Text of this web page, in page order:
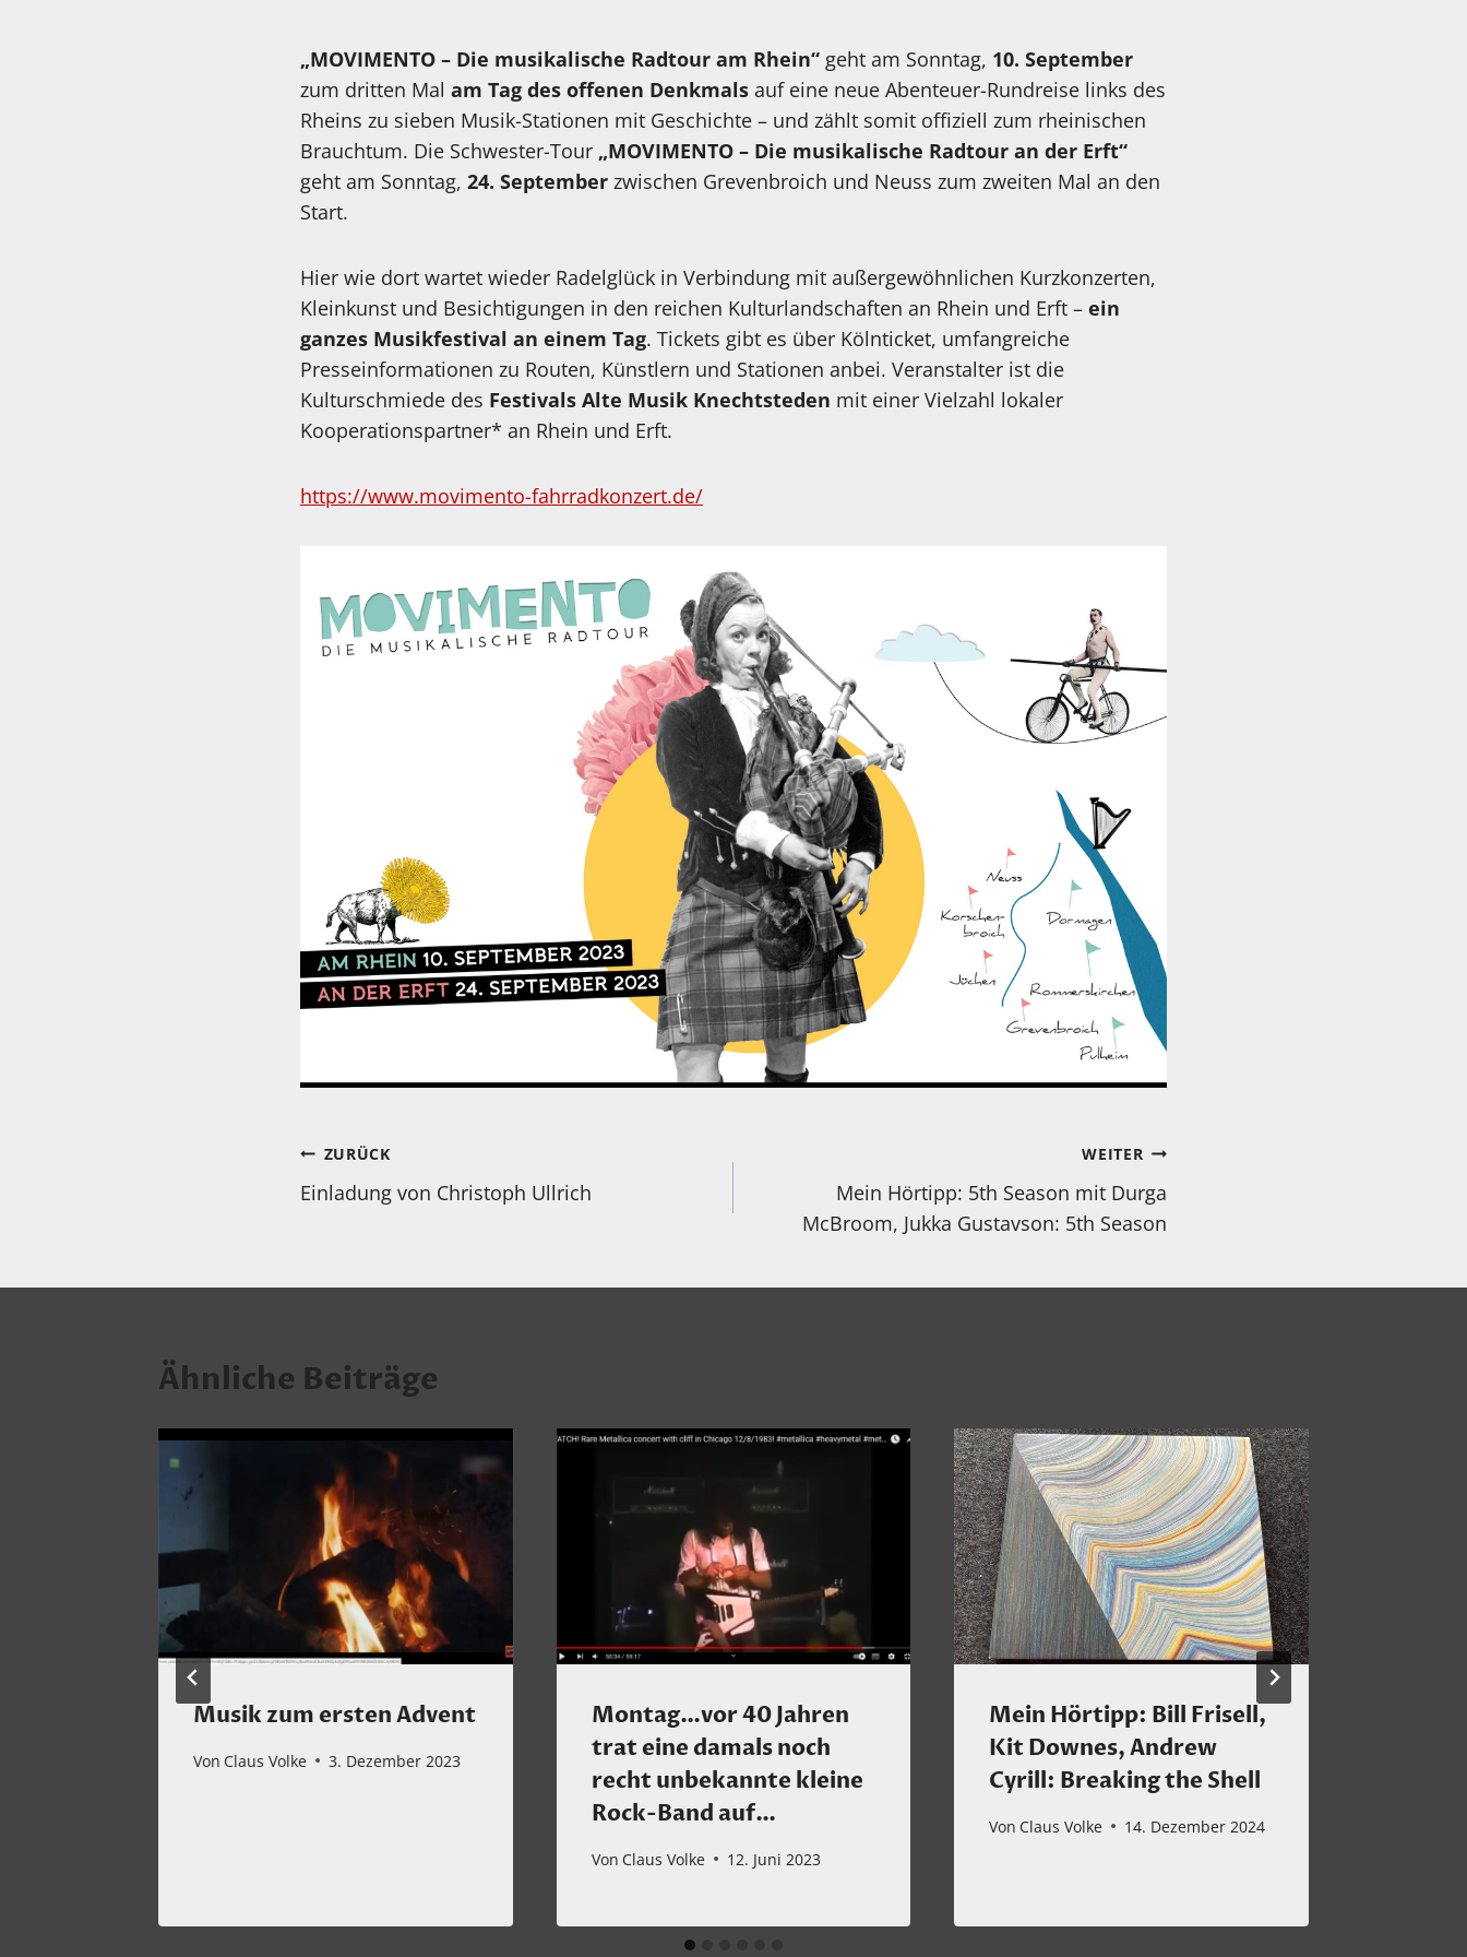
„MOVIMENTO – Die musikalische Radtour am Rhein“ geht am Sonntag, 10. September
zum dritten Mal am Tag des offenen Denkmals auf eine neue Abenteuer-Rundreise links des
Rheins zu sieben Musik-Stationen mit Geschichte – und zählt somit offiziell zum rheinischen
Brauchtum. Die Schwester-Tour „MOVIMENTO – Die musikalische Radtour an der Erft“
geht am Sonntag, 24. September zwischen Grevenbroich und Neuss zum zweiten Mal an den
Start.
Hier wie dort wartet wieder Radelglück in Verbindung mit außergewöhnlichen Kurzkonzerten,
Kleinkunst und Besichtigungen in den reichen Kulturlandschaften an Rhein und Erft – ein
ganzes Musikfestival an einem Tag. Tickets gibt es über Kölnticket, umfangreiche
Presseinformationen zu Routen, Künstlern und Stationen anbei. Veranstalter ist die
Kulturschmiede des Festivals Alte Musik Knechtsteden mit einer Vielzahl lokaler
Kooperationspartner* an Rhein und Erft.
https://www.movimento-fahrradkonzert.de/
Beitragsnavigation
ZURÜCK
Einladung von Christoph Ullrich
WEITER
Mein Hörtipp: 5th Season mit Durga
McBroom, Jukka Gustavson: 5th Season
Ähnliche Beiträge
Musik zum ersten Advent
Von Claus Volke 3. Dezember 2023
Montag…vor 40 Jahren
trat eine damals noch
recht unbekannte kleine
Rock-Band auf…
Von Claus Volke 12. Juni 2023
Mein Hörtipp: Bill Frisell,
Kit Downes, Andrew
Cyrill: Breaking the Shell
Von Claus Volke 14. Dezember 2024